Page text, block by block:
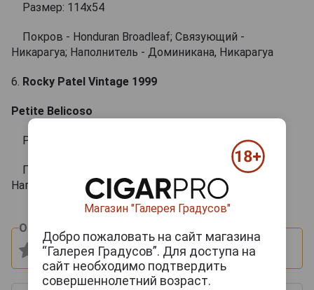
Размер: 114х54
Покров - Honduran Broadleaf; Связующий -
Никарагуа; Наполнитель - Доминикана, Никарагуа
6. Rocky Patel Vintage 1999
Petite Belicoso
Размер: 114х54
Покров - Connecticut; Связующий - Никарагуа;
Наполнитель - Доминикана, Никарагуа
Оцените и напишите отзыв:
Магазин "Галерея Градусов"
Добро пожаловать на сайт магазина
“Галерея Градусов”. Для доступа на
сайт необходимо подтвердить
совершеннолетний возраст.